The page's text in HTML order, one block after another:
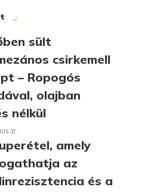
sült
csirkemell
– Ropogós
olajban
nélkül
31.
amely
az
és a